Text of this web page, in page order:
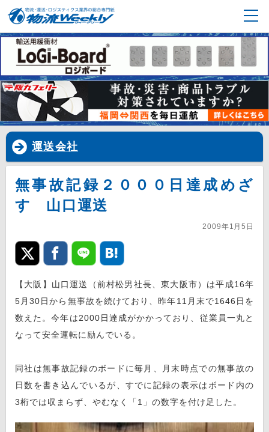
運送会社
無事故記録２０００日達成めざ
す 山口運送
2009年1月5日
【大阪】山口運送（前村松男社長、東大阪市）は平成16年
5月30日から無事故を続けており、昨年11月末で1646日を
数えた。今年は2000日達成がかかっており、従業員一丸と
なって安全運転に励んでいる。
同社は無事故記録のボードに毎月、月末時点での無事故の
日数を書き込んでいるが、すでに記録の表示はボード内の
3桁では収まらず、やむなく「1」の数字を付け足した。